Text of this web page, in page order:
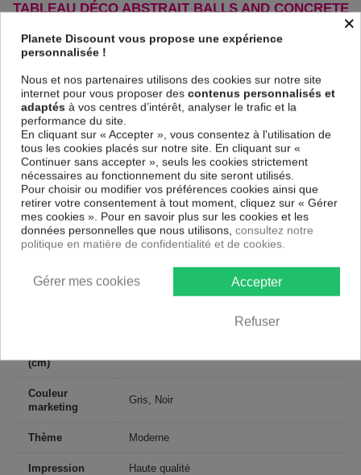
TABLEAU DÉCO ABSTRAIT BALLS AND CONCRETE
Le Tableau Balls and Concrete (5 Parts) Wideest imprimé sur un
papier intissé spécial et de haute qualité qui reflète parfaitement les
couleurs avec des détails parfaitement reproduits. Grâce à une
impression sur tous les cotés et une toile tendue sur un châssis fait de
matériaux respectueux de l'environnement, vous pourrez suspendre le
tableau immédiatement sans avoir à l'encadrer.
Le Tableau Abstrait Balls and Concrete (5 Parts) Wideest résistant
aux rayons UV, inodore et 100 % sûr, parfait même pour la chambre à
coucher et la chambre des enfants.
Notre large choix de tableaux tendances et modernes constituent un
moyen simple et pas cher de donner une nouvelle touche à vos
intérieurs, il y en a pour tous les goût.
Descriptif technique
Matériaux MDF
(cm)
Couleur
marketing
Gris, Noir
Thème Moderne
Impression Haute qualité
×
Planete Discount vous propose une expérience
personnalisée !
Nous et nos partenaires utilisons des cookies sur notre site
internet pour vous proposer des contenus personnalisés et
adaptés à vos centres d’intérêt, analyser le trafic et la
performance du site.
En cliquant sur « Accepter », vous consentez à l'utilisation de
tous les cookies placés sur notre site. En cliquant sur «
Continuer sans accepter », seuls les cookies strictement
nécessaires au fonctionnement du site seront utilisés.
Pour choisir ou modifier vos préférences cookies ainsi que
retirer votre consentement à tout moment, cliquez sur « Gérer
mes cookies ». Pour en savoir plus sur les cookies et les
données personnelles que nous utilisons, consultez notre
politique en matière de confidentialité et de cookies.
Accepter
Refuser
Gérer mes cookies